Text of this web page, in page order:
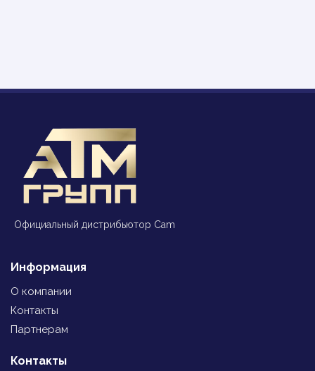
Официальный дистрибьютор Cam
Информация
О компании
Контакты
Партнерам
Контакты